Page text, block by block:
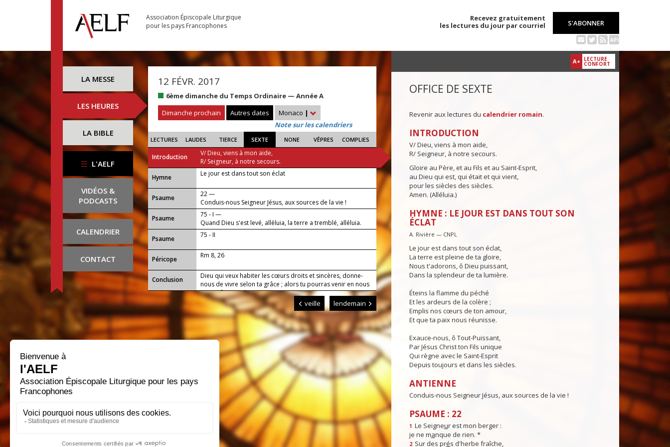
Association Épiscopale Liturgique
pour les pays Francophones
Recevez gratuitement
les lectures du jour par courriel
S'ABONNER
API
LA MESSE
LES HEURES
LA BIBLE
L'AELF
VIDÉOS &
PODCASTS
CALENDRIER
CONTACT
12 FÉVR. 2017
6ème dimanche du Temps Ordinaire — Année A
Dimanche prochain
Autres dates Monaco |
Note sur les calendriers
LECTURES LAUDES TIERCE SEXTE NONE VÊPRES COMPLIES
Introduction
V/ Dieu, viens à mon aide,
R/ Seigneur, à notre secours.
...
Hymne Le jour est dans tout son éclat
Psaume
22 —
Conduis-nous Seigneur Jésus, aux sources de la vie !
Psaume
75 - I —
Quand Dieu s'est levé, alléluia, la terre a tremblé, alléluia.
Psaume
75 - II
Péricope Rm 8, 26
Conclusion
Dieu qui veux habiter les cœurs droits et sincères, donne-
nous de vivre selon ta grâce ; alors tu pourras venir en nous
pour y faire ta demeure.
veille lendemain
A+ LECTURE
CONFORT
OFFICE DE SEXTE
Revenir aux lectures du calendrier romain.
INTRODUCTION
V/ Dieu, viens à mon aide,
R/ Seigneur, à notre secours.
Gloire au Père, et au Fils et au Saint-Esprit,
au Dieu qui est, qui était et qui vient,
pour les siècles des siècles.
Amen. (Alléluia.)
HYMNE : LE JOUR EST DANS TOUT SON
ÉCLAT
A. Rivière — CNPL
Le jour est dans tout son éclat,
La terre est pleine de ta gloire,
Nous t'adorons, ô Dieu puissant,
Dans la splendeur de ta lumière.
Éteins la flamme du péché
Et les ardeurs de la colère ;
Emplis nos cœurs de ton amour,
Et que ta paix nous réunisse.
Exauce-nous, ô Tout-Puissant,
Par Jésus Christ ton Fils unique
Qui règne avec le Saint-Esprit
Depuis toujours et dans les siècles.
ANTIENNE
Conduis-nous Seigneur Jésus, aux sources de la vie !
PSAUME : 22
1 Le Seigneur est mon berger :
je ne manque de rien. *
2 Sur des prés d'herbe fraîche,